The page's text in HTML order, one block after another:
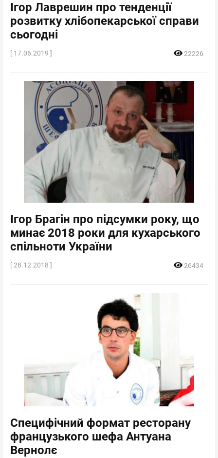
Ігор Лаврешин про тенденції
розвитку хлібопекарської справи
сьогодні
[ 17.06.2019 ] 22226
Ігор Брагін про підсумки року, що
минає 2018 роки для кухарського
спільноти України
[ 28.12.2018 ] 26434
Специфічний формат ресторану
французького шефа Антуана
Вернолє